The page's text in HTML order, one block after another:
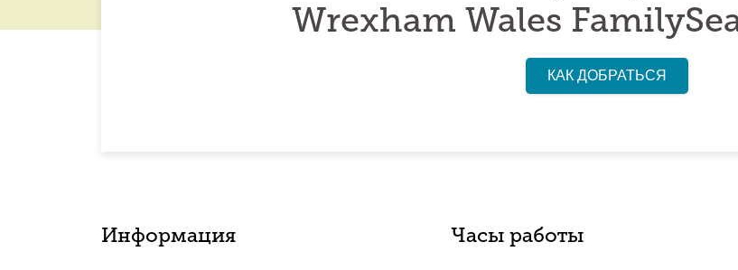
Wrexham Wales
КАК ДОБРАТЬСЯ
Информация Часы работы